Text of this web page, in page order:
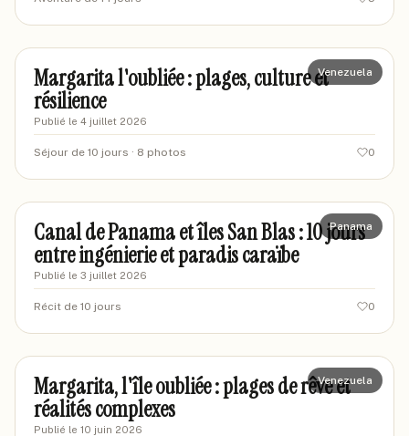
sophiamontreal
Venezuela
Margarita l'oubliée : plages, culture et
résilience
Publié le 4 juillet 2026
Séjour de 10 jours · 8 photos 0
marcelleexplore
Panama
Canal de Panama et îles San Blas : 10 jours
entre ingénierie et paradis caraïbe
Publié le 3 juillet 2026
Récit de 10 jours 0
voyageurdusud
Venezuela
Margarita, l'île oubliée : plages de rêve et
réalités complexes
Publié le 10 juin 2026